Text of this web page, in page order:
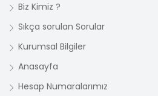
Biz Kimiz ?
Sıkça sorulan Sorular
Kurumsal Bilgiler
Anasayfa
Hesap Numaralarımız